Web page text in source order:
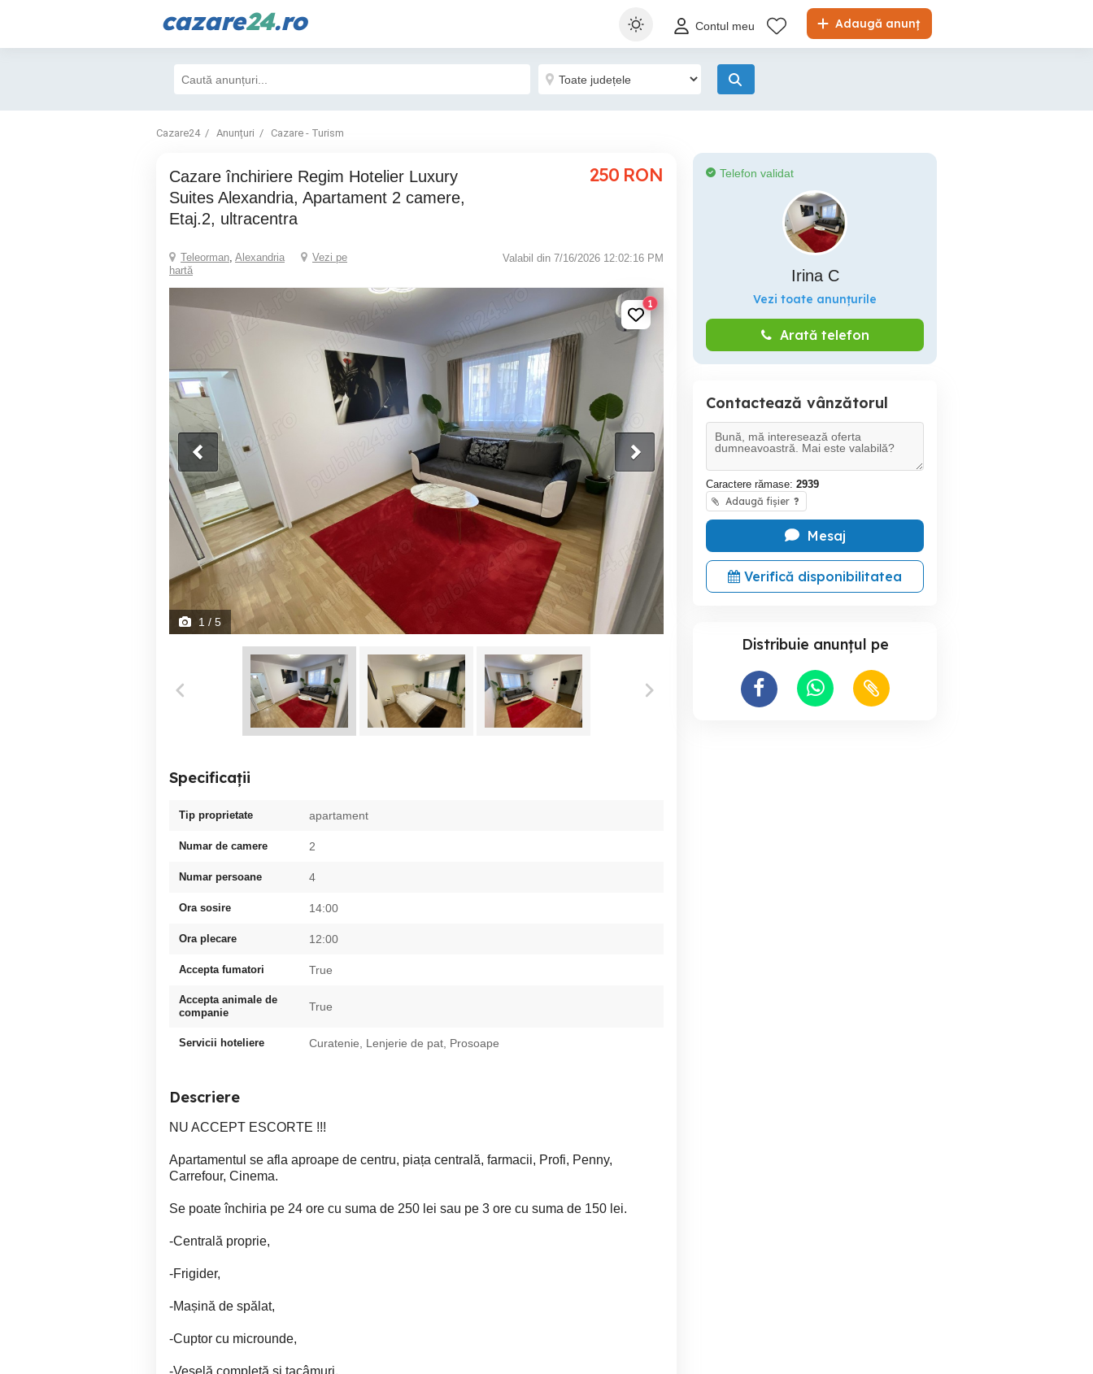
cazare24.ro Adaugă anunț
Contul meu
Cazare24 Anunțuri Cazare - Turism
Cazare închiriere Regim Hotelier Luxury
Suites Alexandria, Apartament 2 camere,
Etaj.2, ultracentra
250 RON
Teleorman, Alexandria
Vezi pe
hartă
Valabil din 7/16/2026 12:02:16 PM
1
1 / 5
Specificații
Tip proprietate apartament
Numar de camere 2
Numar persoane 4
Ora sosire 14:00
Ora plecare 12:00
Accepta fumatori True
Accepta animale de
companie
True
Servicii hoteliere Curatenie, Lenjerie de pat, Prosoape
Descriere
NU ACCEPT ESCORTE !!!
Apartamentul se afla aproape de centru, piața centrală, farmacii, Profi, Penny,
Carrefour, Cinema.
Se poate închiria pe 24 ore cu suma de 250 lei sau pe 3 ore cu suma de 150 lei.
-Centrală proprie,
-Frigider,
-Mașină de spălat,
-Cuptor cu microunde,
-Veselă completă și tacâmuri,
Telefon validat
Irina C
Vezi toate anunțurile
Arată telefon
Contactează vânzătorul
Caractere rămase: 2939
Adaugă fișier ?
Mesaj
Verifică disponibilitatea
Distribuie anunțul pe